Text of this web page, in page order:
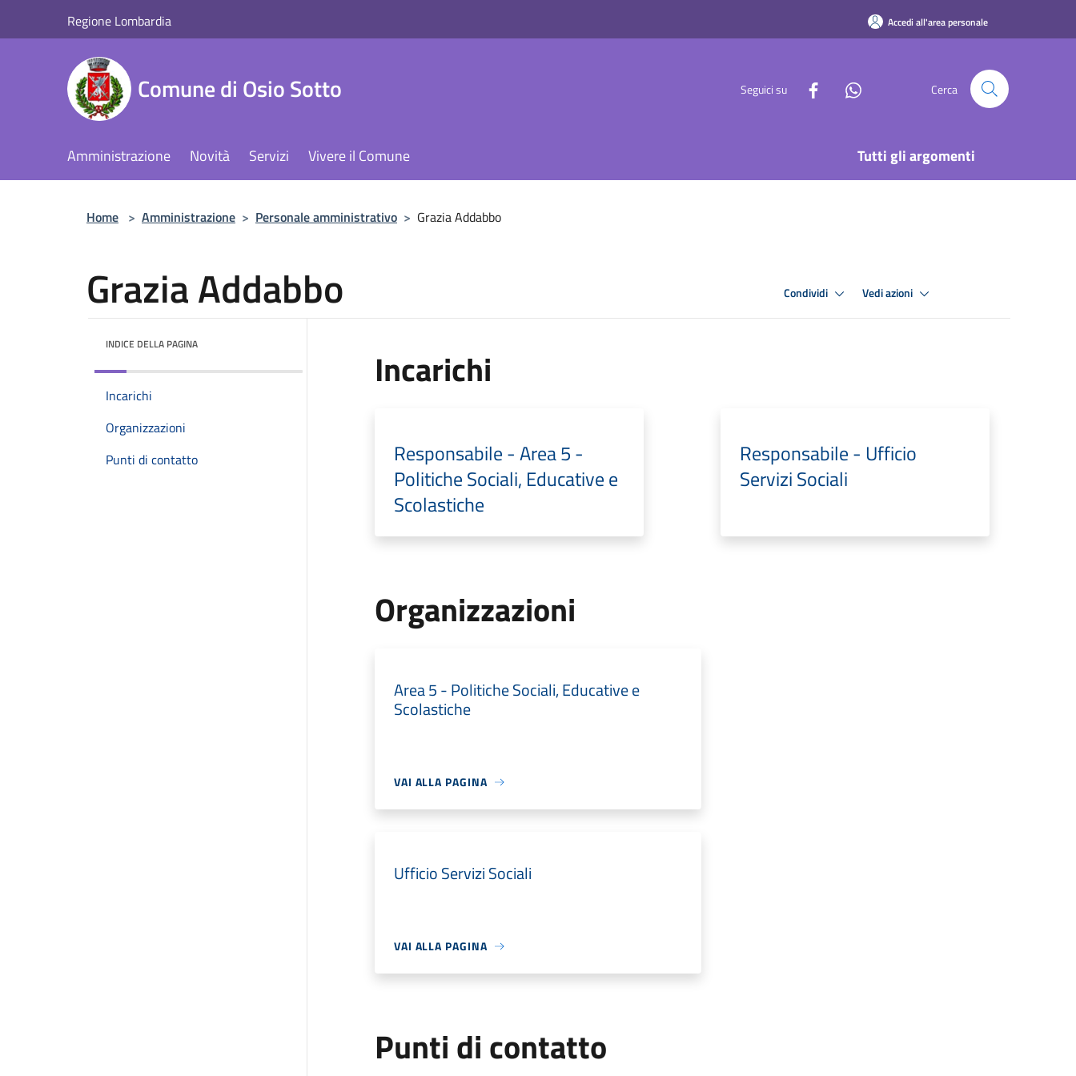
Regione Lombardia Accedi all'area personale
Comune di Osio Sotto Seguici su Cerca
Amministrazione Novità Servizi Vivere il Comune Tutti gli argomenti
Home > Amministrazione > Personale amministrativo > Grazia Addabbo
Grazia Addabbo Condividi Vedi azioni
INDICE DELLA PAGINA
Incarichi
Organizzazioni
Punti di contatto
Incarichi
Responsabile - Area 5 -
Politiche Sociali, Educative e
Scolastiche
Responsabile - Ufficio
Servizi Sociali
Organizzazioni
Area 5 - Politiche Sociali, Educative e
Scolastiche
VAI ALLA PAGINA
Ufficio Servizi Sociali
VAI ALLA PAGINA
Punti di contatto